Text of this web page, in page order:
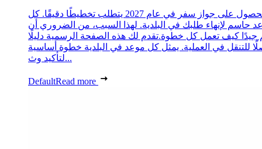
الحصول على جواز سفر في عام 2027 يتطلب تخطيطًا دقيقًا. كل
حاسم لإنهاء طلبك في البلدية. لهذا السبب، من الضروري أن
جيدًا كيف تعمل كل خطوة.تقدم لك هذه الصفحة الرسمية دليلًا
للتنقل في العملية. يمثل كل موعد في البلدية خطوة أساسية
لتأكيد وث...
DefaultRead more